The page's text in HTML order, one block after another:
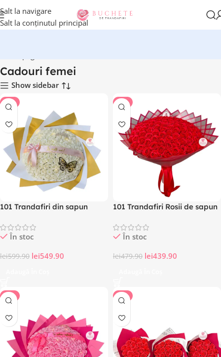
Salt la navigare
Salt la conținutul principal
Cadouri femei
Show sidebar
-8%
101 Trandafiri din sapun
luminite, mesaj „La multi
ani!” incluse
În stoc
lei599.90 lei549.90
-8%
101 Trandafiri Rosii de sapun
manual
În stoc
lei479.90 lei439.90
-8% -7%